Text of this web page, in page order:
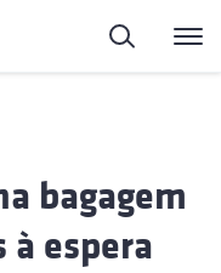
Pesquisa
bagagem
à espera